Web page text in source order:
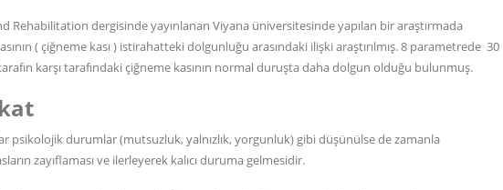
Rehabilitation dergisinde yayınlanan Viyana üniversitesinde yapılan bir araştırmada
( çiğneme kası ) istirahatteki dolgunluğu arasındaki ilişki araştırılmış. 8 parametrede 30
karşı tarafındaki çiğneme kasının normal duruşta daha dolgun olduğu bulunmuş.
psikolojik durumlar (mutsuzluk, yalnızlık, yorgunluk) gibi düşünülse de zamanla
zayıflaması ve ilerleyerek kalıcı duruma gelmesidir.